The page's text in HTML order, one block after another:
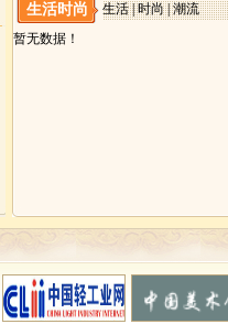
生活时尚
生活 | 时尚 | 潮流
暂无数据！